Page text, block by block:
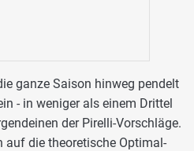
ganze Saison hinweg pendelt
- in weniger als einem Drittel
der Pirelli-Vorschläge.
auf die theoretische Optimal-